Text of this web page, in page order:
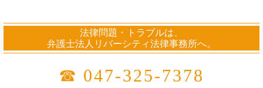
法律問題・トラブルは、
弁護士法人リバーシティ法律事務所へ。
☎ 047-325-7378